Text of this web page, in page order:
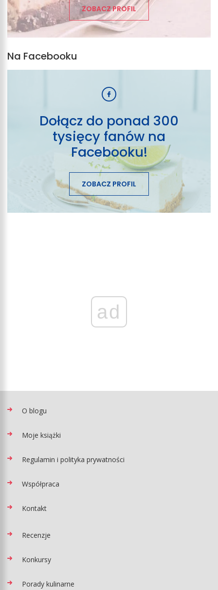
ZOBACZ PROFIL
Na Facebooku
Dołącz do ponad 300
tysięcy fanów na
Facebooku!
ZOBACZ PROFIL
ad
O blogu
Moje książki
Regulamin i polityka prywatności
Współpraca
Kontakt
Recenzje
Konkursy
Porady kulinarne